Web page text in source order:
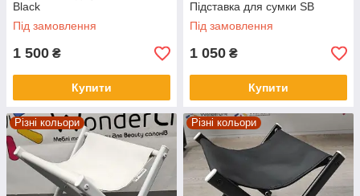
Black
Під замовлення
1 500 ₴
Купити
Підставка для сумки SB
Під замовлення
1 050 ₴
Купити
Різні кольори Різні кольори